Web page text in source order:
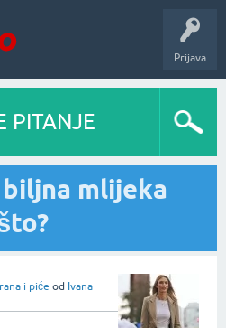
Prijava
PITANJE
biljna mlijeka
i piće od Ivana